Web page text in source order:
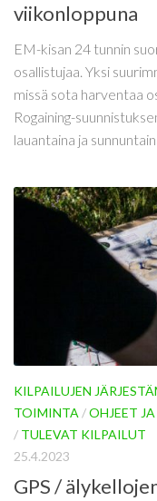
viikonloppuna
EM-kisan 24 tunnin
osallistujaa. Yksi
missä sota harventaa
Rogaining-
lauantaina ja
KILPAILUJEN
TOIMINTA /OHJEET
/ TULEVAT KILPAILUT
25.4.2023
GPS /